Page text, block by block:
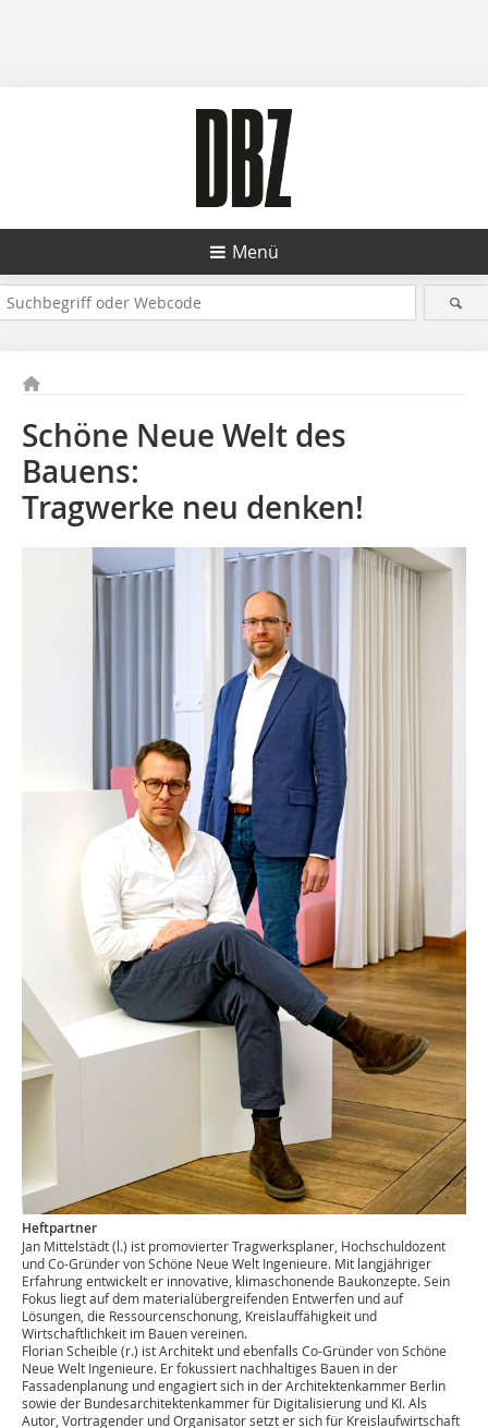
Menü
Schöne Neue Welt des
Bauens:
Tragwerke neu denken!
Heftpartner
Jan Mittelstädt (l.) ist promovierter Tragwerksplaner, Hochschuldozent
und Co-Gründer von Schöne Neue Welt Ingenieure. Mit langjähriger
Erfahrung entwickelt er innovative, klimaschonende Baukonzepte. Sein
Fokus liegt auf dem materialübergreifenden Entwerfen und auf
Lösungen, die Ressourcenschonung, Kreislauf­fähigkeit und
Wirtschaftlichkeit im Bauen vereinen.
Florian Scheible (r.) ist Architekt und ebenfalls Co-Gründer von Schöne
Neue Welt Ingenieure. Er fokussiert nachhaltiges Bauen in der
Fassadenplanung und engagiert sich in der Architektenkammer Berlin
sowie der Bundesarchitektenkammer für Digitalisierung und KI. Als
Autor, Vortragender und Organisator setzt er sich für Kreislaufwirtschaft